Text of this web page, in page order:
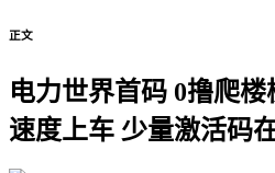
正文
电力世界首码 0撸爬楼
速度上车 少量激活码